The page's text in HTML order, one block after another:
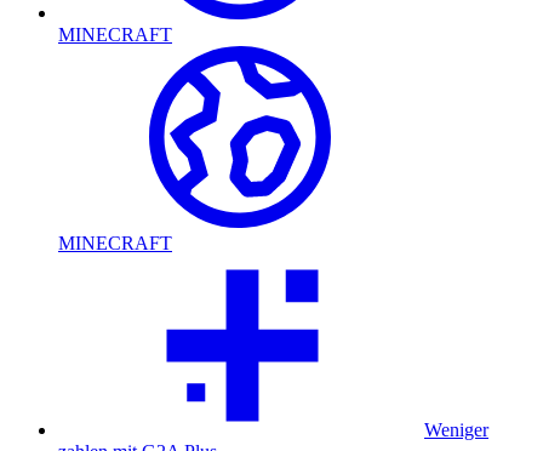
MINECRAFT
MINECRAFT
Weniger